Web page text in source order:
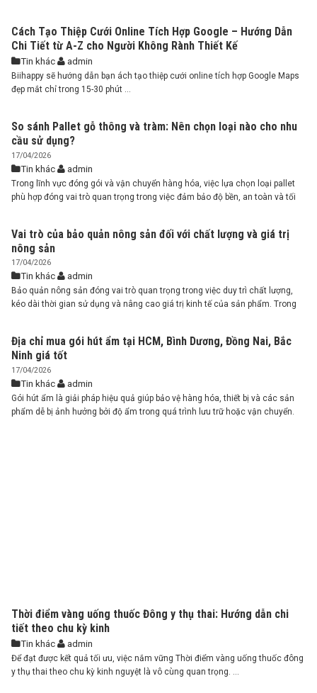
Cách Tạo Thiệp Cưới Online Tích Hợp Google – Hướng Dẫn
Chi Tiết từ A-Z cho Người Không Rành Thiết Kế
Tin khác admin
Biihappy sẽ hướng dẫn bạn ách tạo thiệp cưới online tích hợp Google Maps
đẹp mắt chỉ trong 15-30 phút ...
So sánh Pallet gỗ thông và tràm: Nên chọn loại nào cho nhu
cầu sử dụng?
17/04/2026
Tin khác admin
Trong lĩnh vực đóng gói và vận chuyển hàng hóa, việc lựa chọn loại pallet
phù hợp đóng vai trò quan trọng trong việc đảm bảo độ bền, an toàn và tối
Vai trò của bảo quản nông sản đối với chất lượng và giá trị
nông sản
17/04/2026
Tin khác admin
Bảo quản nông sản đóng vai trò quan trọng trong việc duy trì chất lượng,
kéo dài thời gian sử dụng và nâng cao giá trị kinh tế của sản phẩm. Trong
Địa chỉ mua gói hút ẩm tại HCM, Bình Dương, Đồng Nai, Bắc
Ninh giá tốt
17/04/2026
Tin khác admin
Gói hút ẩm là giải pháp hiệu quả giúp bảo vệ hàng hóa, thiết bị và các sản
phẩm dễ bị ảnh hưởng bởi độ ẩm trong quá trình lưu trữ hoặc vận chuyển.
Thời điểm vàng uống thuốc Đông y thụ thai: Hướng dẫn chi
tiết theo chu kỳ kinh
Tin khác admin
Để đạt được kết quả tối ưu, việc nắm vững Thời điểm vàng uống thuốc đông
y thụ thai theo chu kỳ kinh nguyệt là vô cùng quan trọng. ...